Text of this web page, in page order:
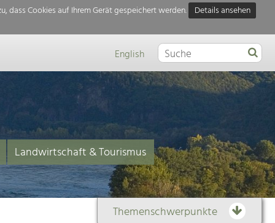
dass Cookies auf Ihrem Gerät gespeichert werden.
Details ansehen
English
Landwirtschaft & Tourismus
Themenschwerpunkte